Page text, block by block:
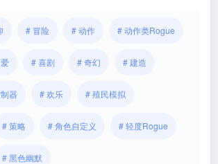
# 冒险 # 动作 # 动作类Rogue
# 喜剧 # 奇幻 # 建造
器 # 欢乐 # 殖民模拟
# 策略 # 角色自定义 # 轻度Rogue
# 黑色幽默